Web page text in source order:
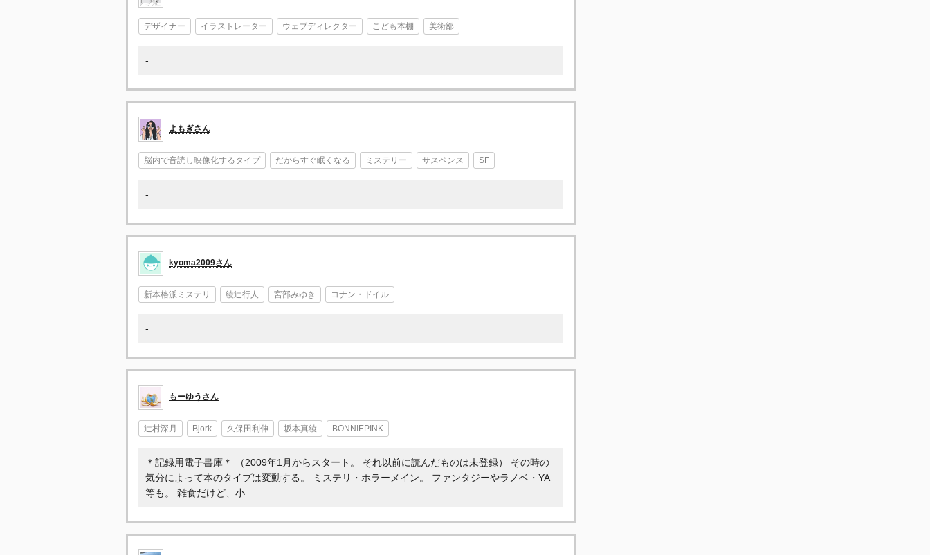
デザイナー イラストレーター ウェブディレクター こども本棚 美術部
-
よもぎさん
脳内で音読し映像化するタイプ だからすぐ眠くなる ミステリー サスペンス SF
-
kyoma2009さん
新本格派ミステリ 綾辻行人 宮部みゆき コナン・ドイル
-
もーゆうさん
辻村深月 Bjork 久保田利伸 坂本真綾 BONNIEPINK
＊記録用電子書庫＊ （2009年1月からスタート。 それ以前に読んだものは未登録） その時の
気分によって本のタイプは変動する。 ミステリ・ホラーメイン。 ファンタジーやラノベ・YA
等も。 雑食だけど、小...